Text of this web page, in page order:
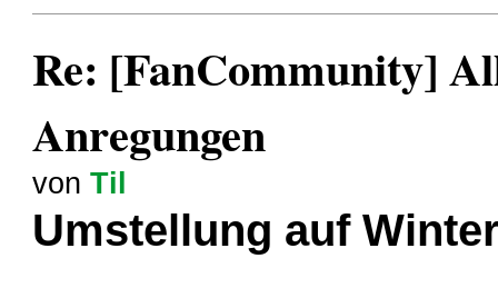
Re: [FanCommunity]
Anregungen
vonTil
Umstellung auf